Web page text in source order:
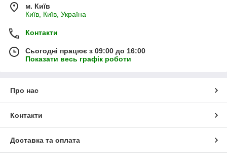
м. Київ
Київ, Київ, Україна
Контакти
Сьогодні працює з 09:00 до 16:00
Показати весь графік роботи
Про нас
Контакти
Доставка та оплата